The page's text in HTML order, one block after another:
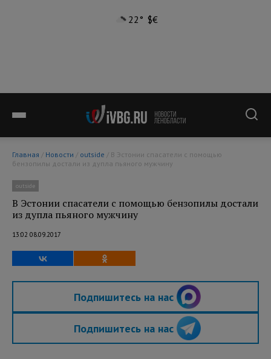
22° $€
Главная / Новости / outside
бензопилы достали из дупла пьяного мужчину
outside
В Эстонии спасатели с помощью бензопилы достали
из дупла пьяного мужчину
13:02 08.09.2017
Подпишитесь на нас
Подпишитесь на нас